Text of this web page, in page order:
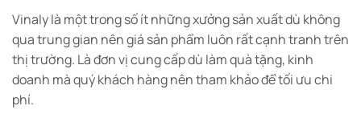
Vinaly là một trong số ít những xưởng sản xuất dù không
qua trung gian nên giá sản phẩm luôn rất cạnh tranh trên
thị trường. Là đơn vị cung cấp dù làm quà tặng, kinh
doanh mà quý khách hàng nên tham khảo để tối ưu chi
phí.